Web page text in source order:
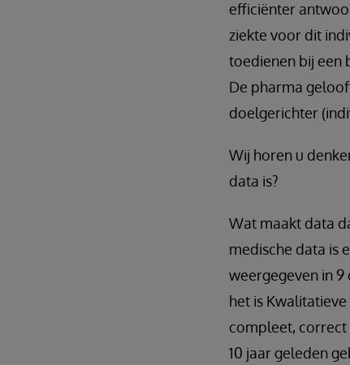
efficiënter
ziekte voor dit
toedienen bij een
De pharma
doelgerichter
Wij horen u
data is?
Wat maakt data
medische data is
weergegeven in
het is
compleet, correct
10 jaar geleden